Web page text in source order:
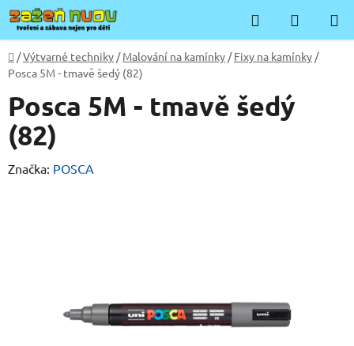
Přejít
na
obsah
Hledat
KOŠÍK
Domů
/Výtvarné techniky / Malování na kamínky / Fixy na kamínky /
Posca 5M - tmavě šedý (82)
Posca 5M - tmavě šedý
(82)
Značka: POSCA